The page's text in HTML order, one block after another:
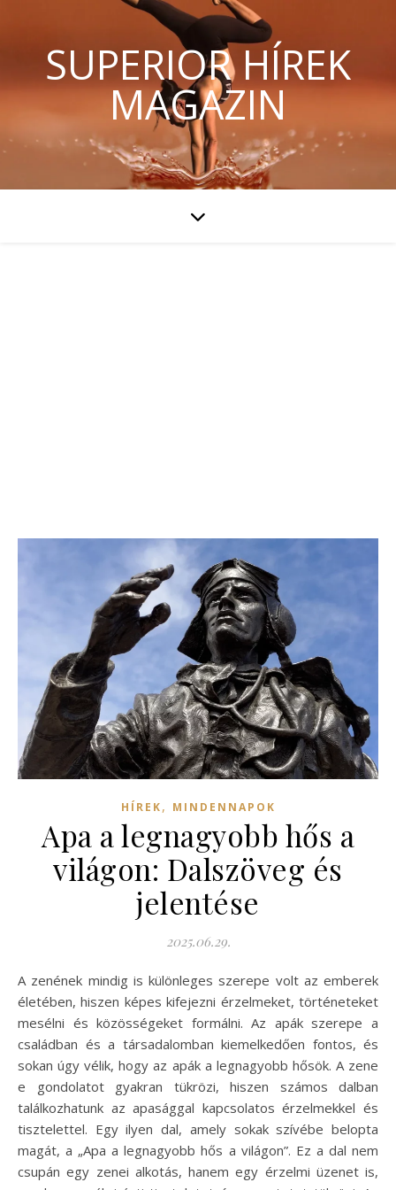
SUPERIOR HÍREK
MAGAZIN
HÍREK, MINDENNAPOK
Apa a legnagyobb hős a
világon: Dalszöveg és
jelentése
2025.06.29.
A zenének mindig is különleges szerepe volt az emberek
életében, hiszen képes kifejezni érzelmeket, történeteket
mesélni és közösségeket formálni. Az apák szerepe a
családban és a társadalomban kiemelkedően fontos, és
sokan úgy vélik, hogy az apák a legnagyobb hősök. A zene
e gondolatot gyakran tükrözi, hiszen számos dalban
találkozhatunk az apasággal kapcsolatos érzelmekkel és
tisztelettel. Egy ilyen dal, amely sokak szívébe belopta
magát, a „Apa a legnagyobb hős a világon”. Ez a dal nem
csupán egy zenei alkotás, hanem egy érzelmi üzenet is,